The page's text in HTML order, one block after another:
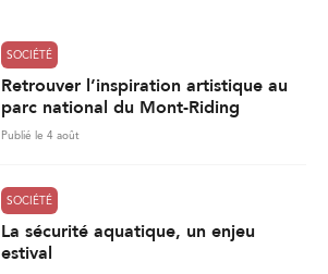
SOCIÉTÉ
Retrouver l’inspiration artistique au
parc national du Mont-Riding
Publié le 4 août
SOCIÉTÉ
La sécurité aquatique, un enjeu
estival